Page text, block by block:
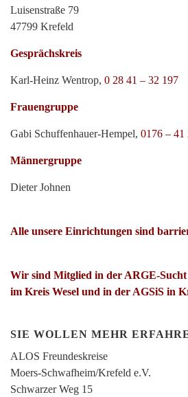
Luisenstraße 79
47799 Krefeld
Gesprächskreis
Karl-Heinz Wentrop, 0 28 41 – 32 197
Frauengruppe
Gabi Schuffenhauer-Hempel, 0176 – 41
Männergruppe
Dieter Johnen
Alle unsere Einrichtungen sind
Wir sind Mitglied in der ARGE-Sucht
im Kreis Wesel und in der AGSiS in
SIE WOLLEN MEHR
ALOS Freundeskreise
Moers-Schwafheim/Krefeld e.V.
Schwarzer Weg 15